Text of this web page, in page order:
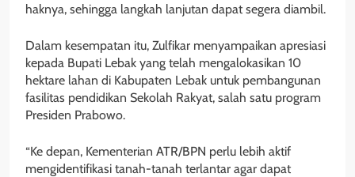
haknya, sehingga langkah lanjutan dapat segera diambil.
Dalam kesempatan itu, Zulfikar menyampaikan apresiasi
kepada Bupati Lebak yang telah mengalokasikan 10
hektare lahan di Kabupaten Lebak untuk pembangunan
fasilitas pendidikan Sekolah Rakyat, salah satu program
Presiden Prabowo.
“Ke depan, Kementerian ATR/BPN perlu lebih aktif
mengidentifikasi tanah-tanah terlantar agar dapat